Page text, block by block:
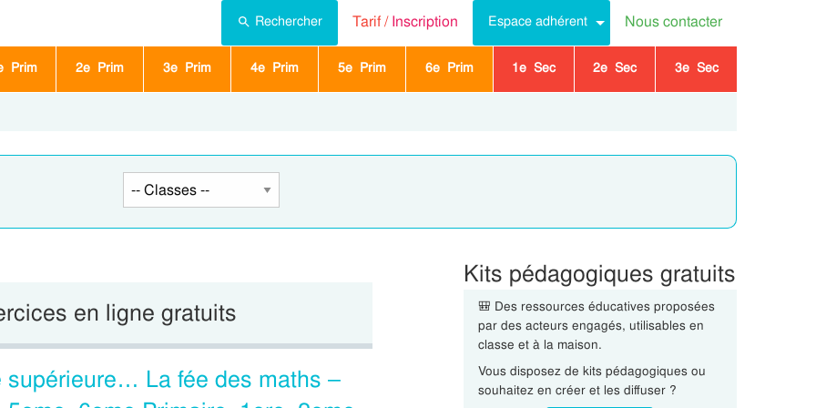
Rechercher Tarif /Inscription Espace adhérent Nous contacter
Prim 2e Prim 3e Prim 4e Prim 5e Prim 6e Prim 1e Sec 2e Sec 3e Sec
en ligne gratuits
La fée des maths –
Kits pédagogiques gratuits
🎒 Des ressources éducatives proposées
par des acteurs engagés, utilisables en
classe et à la maison.
Vous disposez de kits pédagogiques ou
souhaitez en créer et les diffuser ?